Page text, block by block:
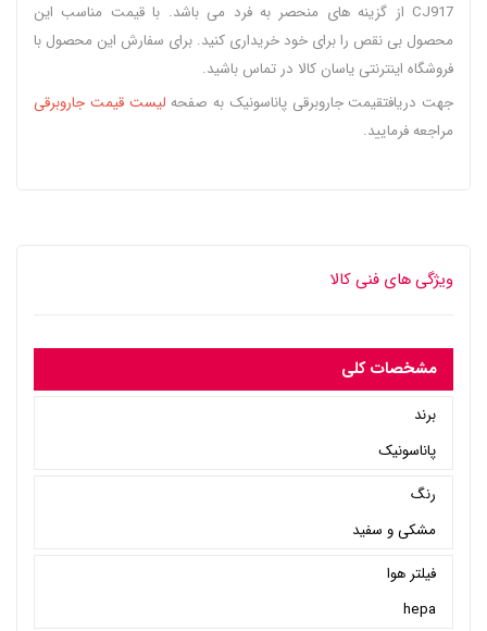
CJ917 از گزینه های منحصر به فرد می باشد. با قیمت مناسب این
محصول بی نقص را برای خود خریداری کنید. برای سفارش این محصول با
فروشگاه اینترنتی یاسان کالا در تماس باشید.
جهت دریافتقیمت جاروبرقی پاناسونیک به صفحه لیست قیمت جاروبرقی
مراجعه فرمایید.
ویژگی های فنی کالا
مشخصات کلی
برند
پاناسونیک
رنگ
مشکی و سفید
فیلتر هوا
hepa